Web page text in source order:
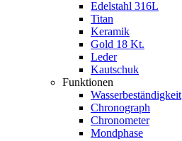
Edelstahl 316L
Titan
Keramik
Gold 18 Kt.
Leder
Kautschuk
Funktionen
Wasserbeständigkeit
Chronograph
Chronometer
Mondphase